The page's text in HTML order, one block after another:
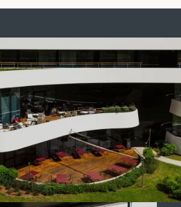
na upit (uključen u cijenu
dopušteni su uz nadoplatu
za nepušače, pušenje je
balkonu ili terasi